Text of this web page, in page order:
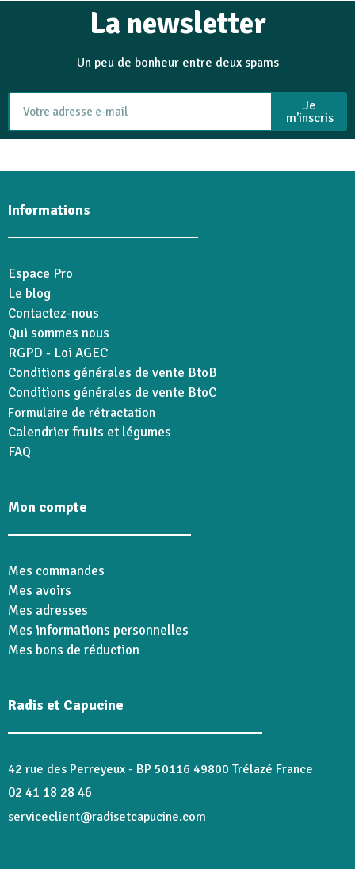
La newsletter
Un peu de bonheur entre deux spams
Je
m'inscris
Informations
Espace Pro
Le blog
Contactez-nous
Qui sommes nous
RGPD - Loi AGEC
Conditions générales de vente BtoB
Conditions générales de vente BtoC
Formulaire de rétractation
Calendrier fruits et légumes
FAQ
Mon compte
Mes commandes
Mes avoirs
Mes adresses
Mes informations personnelles
Mes bons de réduction
Radis et Capucine
42 rue des Perreyeux - BP 50116 49800 Trélazé France
02 41 18 28 46
serviceclient@radisetcapucine.com